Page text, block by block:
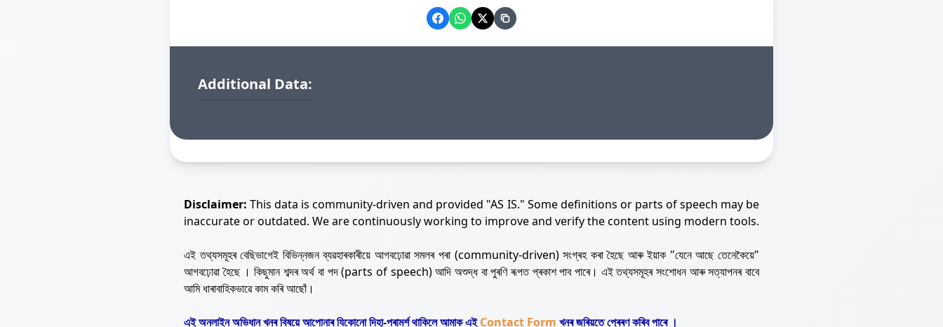
Additional Data:
Disclaimer: This data is community-driven and provided "AS IS." Some definitions or parts of speech may be
inaccurate or outdated. We are continuously working to improve and verify the content using modern tools.
এই তথ্যসমূহৰ বেছিভাগেই বিভিন্নজন ব্যৱহাৰকাৰীয়ে আগবঢ়োৱা সমলৰ পৰা (community-driven) সংগ্ৰহ কৰা হৈছে আৰু ইয়াক "যেনে আছে তেনেকৈয়ে"
আগবঢ়োৱা হৈছে । কিছুমান শব্দৰ অৰ্থ বা পদ (parts of speech) আদি অশুদ্ধ বা পুৰণি ৰূপত প্ৰকাশ পাব পাৰে। এই তথ্যসমূহৰ সংশোধন আৰু সত্যাপনৰ বাবে
আমি ধাৰাবাহিকভাৱে কাম কৰি আছোঁ।
এই অনলাইন অভিধান খনৰ বিষয়ে আপোনাৰ যিকোনো দিহা-পৰামৰ্শ থাকিলে আমাক এইContact Form খনৰ জৰিয়তে প্ৰেৰণ কৰিব পাৰে ।